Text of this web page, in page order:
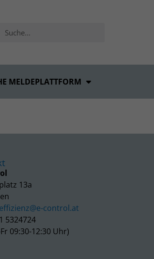
MELDEPLATTFORM
13a
control.at
5324724
09:30-12:30 Uhr)